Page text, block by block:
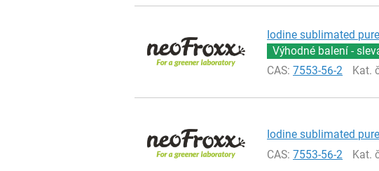
Iodine sublimated
Výhodné balení -
CAS:7553-56-2 Kat.
Iodine sublimated
CAS:7553-56-2 Kat.